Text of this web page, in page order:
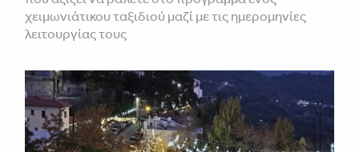
χειμωνιάτικου ταξιδιού μαζί με τις ημερομηνίες
λειτουργίας τους